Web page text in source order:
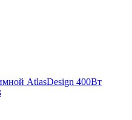
AtlasDesign 400Вт